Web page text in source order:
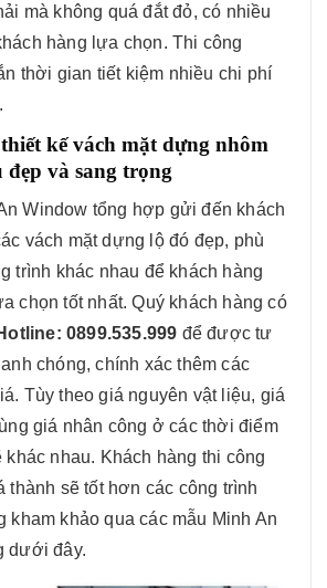
mà không quá đắt đỏ, có nhiều
hàng lựa chọn. Thi công
thời gian tiết kiệm nhiều chi phí
kế vách mặt dựng nhôm
đẹp và sang trọng
Window tổng hợp gửi đến khách
vách mặt dựng lộ đó đẹp, phù
trình khác nhau để khách hàng
chọn tốt nhất. Quý khách hàng có
0899.535.999 để được tư
chóng, chính xác thêm các
Tùy theo giá nguyên vật liệu, giá
giá nhân công ở các thời điểm
khác nhau. Khách hàng thi công
sẽ tốt hơn các công trình
kham khảo qua các mẫu Minh An
dưới đây.